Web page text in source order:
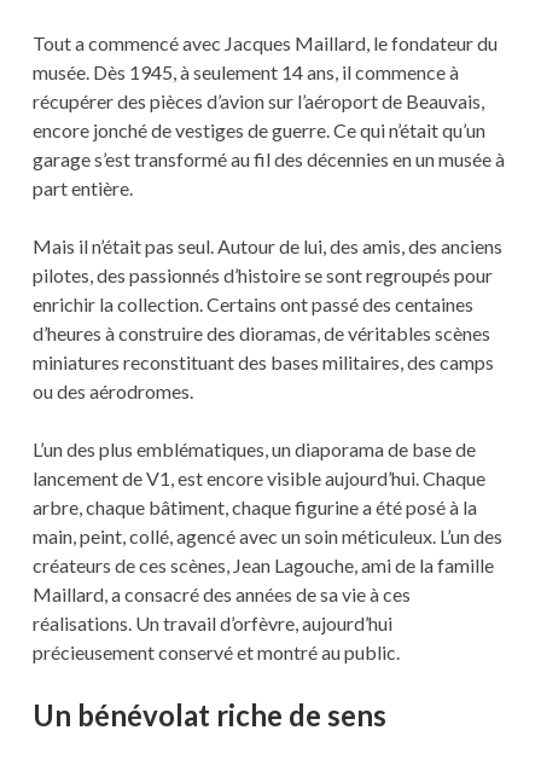
Tout a commencé avec Jacques Maillard, le fondateur du
musée. Dès 1945, à seulement 14 ans, il commence à
récupérer des pièces d’avion sur l’aéroport de Beauvais,
encore jonché de vestiges de guerre. Ce qui n’était qu’un
garage s’est transformé au fil des décennies en un musée à
part entière.
Mais il n’était pas seul. Autour de lui, des amis, des anciens
pilotes, des passionnés d’histoire se sont regroupés pour
enrichir la collection. Certains ont passé des centaines
d’heures à construire des dioramas, de véritables scènes
miniatures reconstituant des bases militaires, des camps
ou des aérodromes.
L’un des plus emblématiques, un diaporama de base de
lancement de V1, est encore visible aujourd’hui. Chaque
arbre, chaque bâtiment, chaque figurine a été posé à la
main, peint, collé, agencé avec un soin méticuleux. L’un des
créateurs de ces scènes, Jean Lagouche, ami de la famille
Maillard, a consacré des années de sa vie à ces
réalisations. Un travail d’orfèvre, aujourd’hui
précieusement conservé et montré au public.
Un bénévolat riche de sens